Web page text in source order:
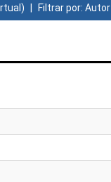
Filtrar por: Autor